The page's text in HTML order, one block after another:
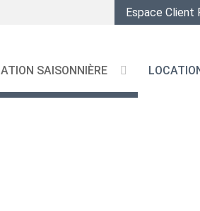
Espace Client
SAISONNIÈRE